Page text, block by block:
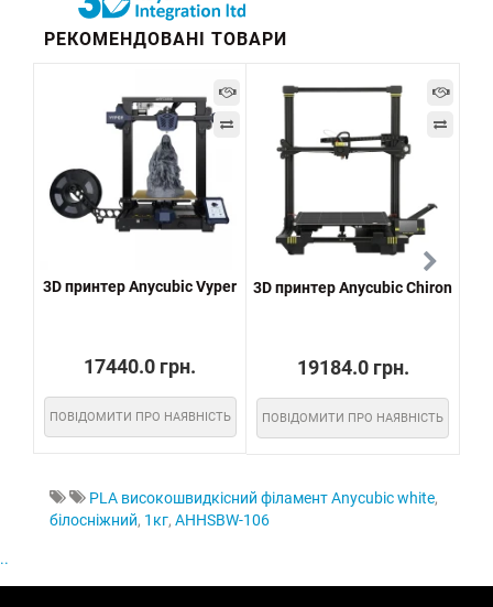
РЕКОМЕНДОВАНІ ТОВАРИ
3D принтер Anycubic Vyper
17440.0 грн.
ПОВІДОМИТИ ПРО НАЯВНІСТЬ
3D принтер Anycubic Chiron
19184.0 грн.
ПОВІДОМИТИ ПРО НАЯВНІСТЬ
PLA високошвидкісний філамент Anycubic white,
білосніжний, 1кг, AHHSBW-106
..